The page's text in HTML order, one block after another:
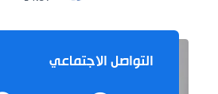
التواصل الاجتماعي